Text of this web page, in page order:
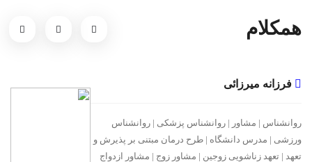
همکلام
فرزانه میرزائی
روانشناس | مشاور | روانشناس پزشکی | روانشناس
ورزشی | مدرس دانشگاه | طرح درمان مبتنی بر پذیرش و
تعهد | تعهد زناشویی زوجین | مشاور زوج | مشاور ازدواج